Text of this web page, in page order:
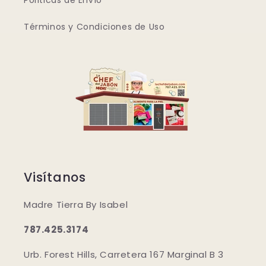
Términos y Condiciones de Uso
Visítanos
Madre Tierra By Isabel
787.425.3174
Urb. Forest Hills, Carretera 167 Marginal B 3